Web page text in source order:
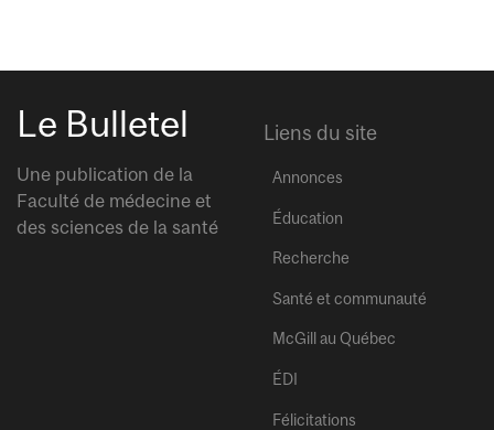
Le Bulletel
Une publication de la
Faculté de médecine et
des sciences de la santé
Liens du site
Annonces
Éducation
Recherche
Santé et communauté
McGill au Québec
ÉDI
Félicitations